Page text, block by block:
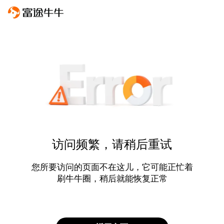
访问频繁，请稍后重试
您所要访问的页面不在这儿，它可能正忙着
刷牛牛圈，稍后就能恢复正常